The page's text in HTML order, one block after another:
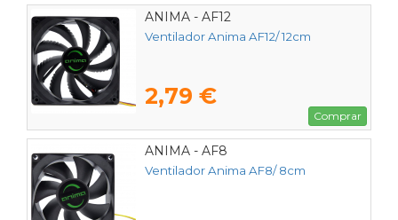
ANIMA - AF12
Ventilador Anima AF12/ 12cm
2,79 €
Comprar
ANIMA - AF8
Ventilador Anima AF8/ 8cm